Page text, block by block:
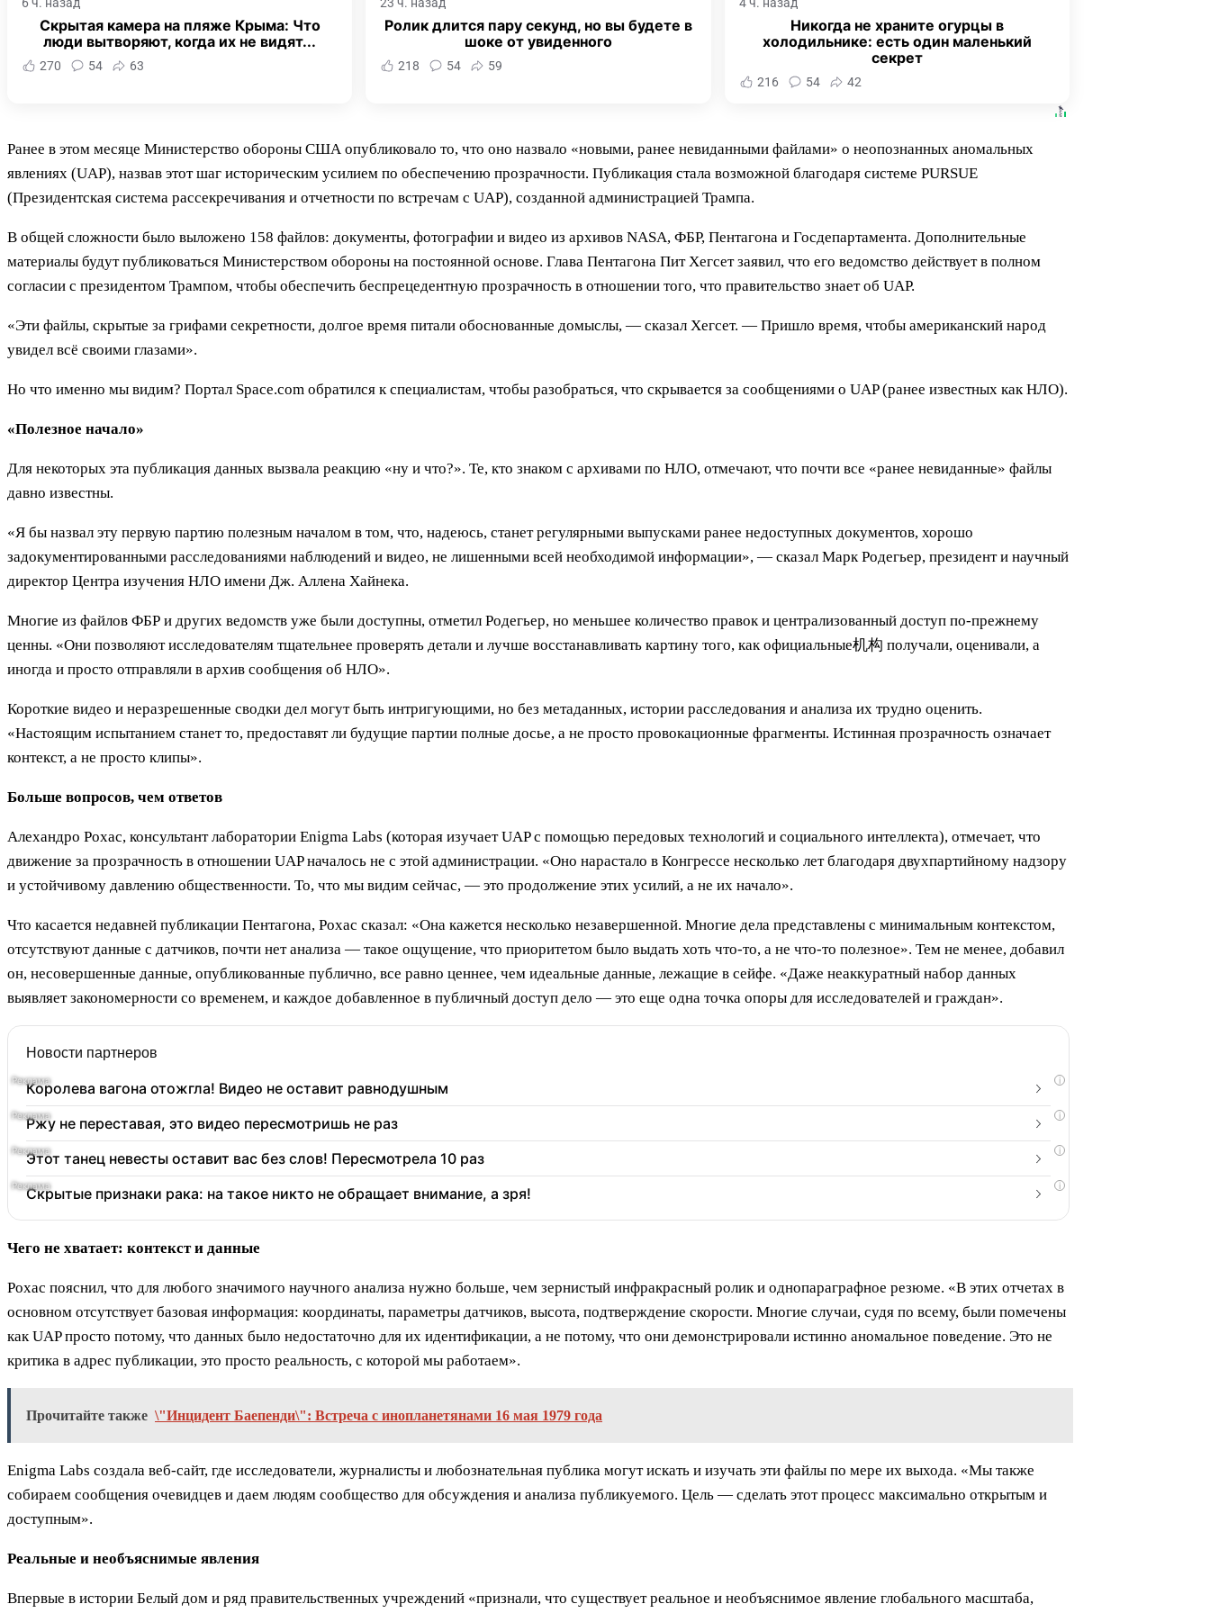
6 ч. назад
Скрытая камера на пляже Крыма: Что
люди вытворяют, когда их не видят...
270 54 63
23 ч. назад
Ролик длится пару секунд, но вы будете в
шоке от увиденного
218 54 59
4 ч. назад
Никогда не храните огурцы в
холодильнике: есть один маленький
секрет
216 54 42
Ранее в этом месяце Министерство обороны США опубликовало то, что оно назвало «новыми, ранее невиданными файлами» о неопознанных аномальных
явлениях (UAP), назвав этот шаг историческим усилием по обеспечению прозрачности. Публикация стала возможной благодаря системе PURSUE
(Президентская система рассекречивания и отчетности по встречам с UAP), созданной администрацией Трампа.
В общей сложности было выложено 158 файлов: документы, фотографии и видео из архивов NASA, ФБР, Пентагона и Госдепартамента. Дополнительные
материалы будут публиковаться Министерством обороны на постоянной основе. Глава Пентагона Пит Хегсет заявил, что его ведомство действует в полном
согласии с президентом Трампом, чтобы обеспечить беспрецедентную прозрачность в отношении того, что правительство знает об UAP.
«Эти файлы, скрытые за грифами секретности, долгое время питали обоснованные домыслы, — сказал Хегсет. — Пришло время, чтобы американский народ
увидел всё своими глазами».
Но что именно мы видим? Портал Space.com обратился к специалистам, чтобы разобраться, что скрывается за сообщениями о UAP (ранее известных как НЛО).
«Полезное начало»
Для некоторых эта публикация данных вызвала реакцию «ну и что?». Те, кто знаком с архивами по НЛО, отмечают, что почти все «ранее невиданные» файлы
давно известны.
«Я бы назвал эту первую партию полезным началом в том, что, надеюсь, станет регулярными выпусками ранее недоступных документов, хорошо
задокументированными расследованиями наблюдений и видео, не лишенными всей необходимой информации», — сказал Марк Родегьер, президент и научный
директор Центра изучения НЛО имени Дж. Аллена Хайнека.
Многие из файлов ФБР и других ведомств уже были доступны, отметил Родегьер, но меньшее количество правок и централизованный доступ по-прежнему
ценны. «Они позволяют исследователям тщательнее проверять детали и лучше восстанавливать картину того, как официальные机构 получали, оценивали, а
иногда и просто отправляли в архив сообщения об НЛО».
Короткие видео и неразрешенные сводки дел могут быть интригующими, но без метаданных, истории расследования и анализа их трудно оценить.
«Настоящим испытанием станет то, предоставят ли будущие партии полные досье, а не просто провокационные фрагменты. Истинная прозрачность означает
контекст, а не просто клипы».
Больше вопросов, чем ответов
Алехандро Рохас, консультант лаборатории Enigma Labs (которая изучает UAP с помощью передовых технологий и социального интеллекта), отмечает, что
движение за прозрачность в отношении UAP началось не с этой администрации. «Оно нарастало в Конгрессе несколько лет благодаря двухпартийному надзору
и устойчивому давлению общественности. То, что мы видим сейчас, — это продолжение этих усилий, а не их начало».
Что касается недавней публикации Пентагона, Рохас сказал: «Она кажется несколько незавершенной. Многие дела представлены с минимальным контекстом,
отсутствуют данные с датчиков, почти нет анализа — такое ощущение, что приоритетом было выдать хоть что-то, а не что-то полезное». Тем не менее, добавил
он, несовершенные данные, опубликованные публично, все равно ценнее, чем идеальные данные, лежащие в сейфе. «Даже неаккуратный набор данных
выявляет закономерности со временем, и каждое добавленное в публичный доступ дело — это еще одна точка опоры для исследователей и граждан».
Новости партнеров
i
Королева вагона отожгла! Видео не оставит равнодушным
i
Ржу не переставая, это видео пересмотришь не раз
i
Этот танец невесты оставит вас без слов! Пересмотрела 10 раз
i
Скрытые признаки рака: на такое никто не обращает внимание, а зря!
Чего не хватает: контекст и данные
Рохас пояснил, что для любого значимого научного анализа нужно больше, чем зернистый инфракрасный ролик и однопараграфное резюме. «В этих отчетах в
основном отсутствует базовая информация: координаты, параметры датчиков, высота, подтверждение скорости. Многие случаи, судя по всему, были помечены
как UAP просто потому, что данных было недостаточно для их идентификации, а не потому, что они демонстрировали истинно аномальное поведение. Это не
критика в адрес публикации, это просто реальность, с которой мы работаем».
Прочитайте также \"Инцидент Баепенди\": Встреча с инопланетянами 16 мая 1979 года
Enigma Labs создала веб-сайт, где исследователи, журналисты и любознательная публика могут искать и изучать эти файлы по мере их выхода. «Мы также
собираем сообщения очевидцев и даем людям сообщество для обсуждения и анализа публикуемого. Цель — сделать этот процесс максимально открытым и
доступным».
Реальные и необъяснимые явления
Впервые в истории Белый дом и ряд правительственных учреждений «признали, что существует реальное и необъяснимое явление глобального масштаба,